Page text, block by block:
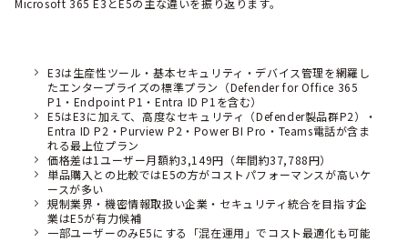
Microsoft 365 E3とE5の主な違いを振り返ります。
E3は生産性ツール・基本セキュリティ・デバイス管理を網羅し
たエンタープライズの標準プラン（Defender for Office 365
P1・Endpoint P1・Entra ID P1を含む）
E5はE3に加えて、高度なセキュリティ（Defender製品群P2）・
Entra ID P2・Purview P2・Power BI Pro・Teams電話が含ま
れる最上位プラン
価格差は1ユーザー月額約3,149円（年間約37,788円）
単品購入との比較ではE5の方がコストパフォーマンスが高いケ
ースが多い
規制業界・機密情報取扱い企業・セキュリティ統合を目指す企
業はE5が有力候補
一部ユーザーのみE5にする「混在運用」でコスト最適化も可能